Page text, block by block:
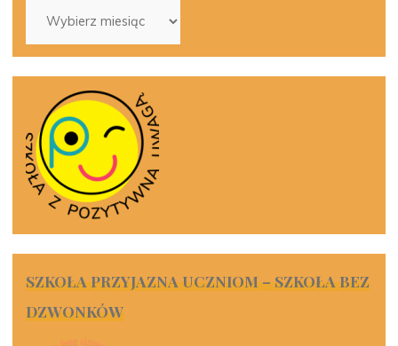
SZKOŁA PRZYJAZNA UCZNIOM – SZKOŁA BEZ
DZWONKÓW